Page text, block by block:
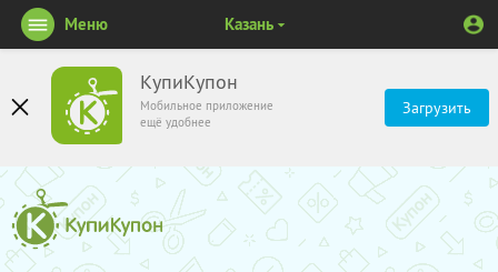
КупиКупон
Мобильное приложение
ещё удобнее
Загрузить
Меню Казань